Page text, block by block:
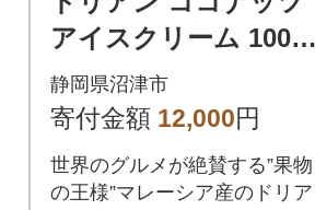
アイスクリーム 100m
l 6個 セット かをり果
樹園 静岡県 沼津市
静岡県沼津市
寄付金額 12,000円
世界のグルメが絶賛する”果物
の王様”マレーシア産のドリア